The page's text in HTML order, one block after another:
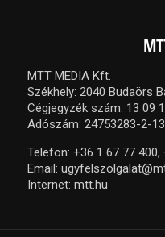
MTT MEDIA Kft.
Székhely: 2040 Budaörs
Cégjegyzék szám: 13 09
Adószám: 24753283-2-13
Telefon: +36 1 67 77 400,
Email:
Internet: mtt.hu